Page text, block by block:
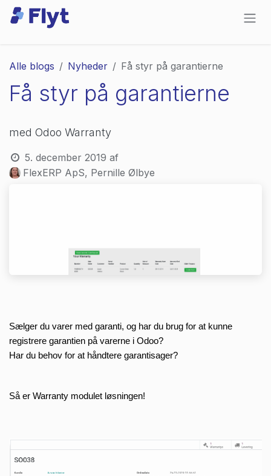
Skip to Content
Alle blogs Nyheder Få styr på garantierne
Få styr på garantierne
med Odoo Warranty
5. december 2019 af
FlexERP ApS, Pernille Ølbye
Sælger du varer med garanti, og har du brug for at kunne
registrere garantien på varerne i Odoo?
Har du behov for at håndtere garantisager?
Så er Warranty modulet løsningen!